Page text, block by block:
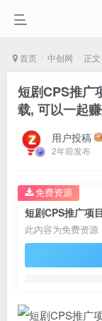
首页 中创网 正文
短剧CPS推广
载, 可以一起
用户投稿
2年前发布
此内容为免费资
免费资源